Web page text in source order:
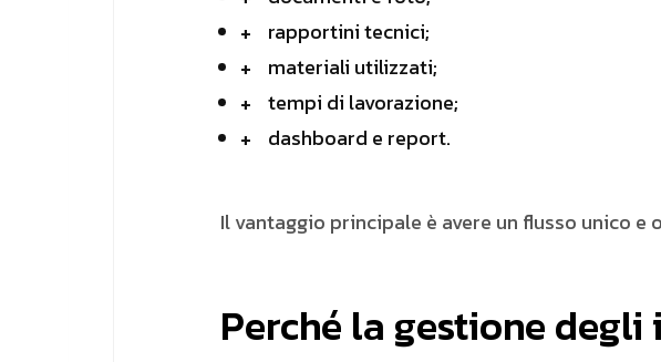
rapportini tecnici;
materiali utilizzati;
tempi di lavorazione;
dashboard e report.
Il vantaggio principale è avere un flusso unico
Perché la gestione